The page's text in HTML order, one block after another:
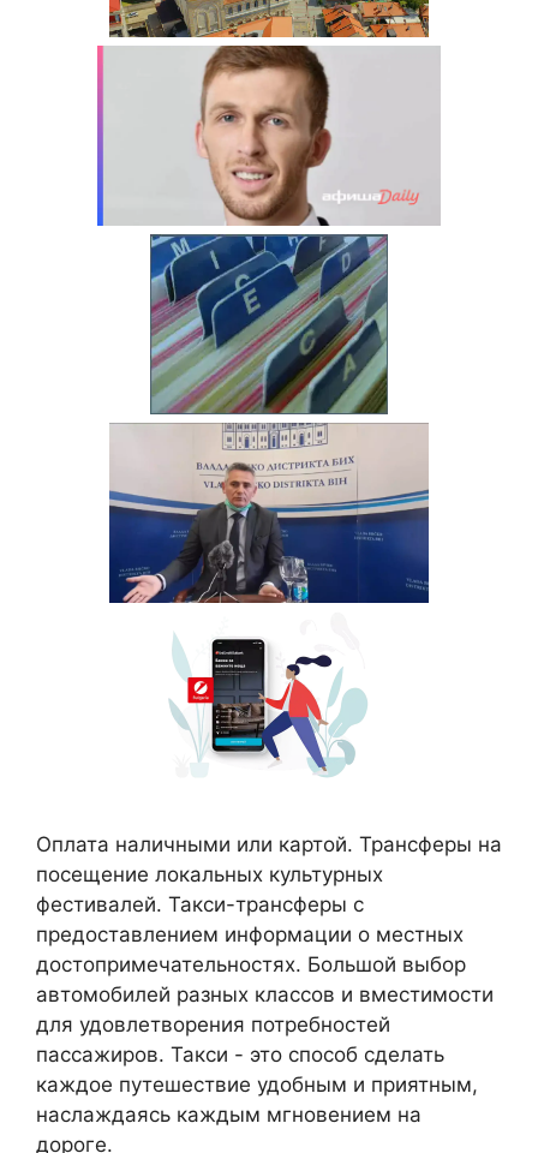
Оплата наличными или картой. Трансферы на
посещение локальных культурных
фестивалей. Такси-трансферы с
предоставлением информации о местных
достопримечательностях. Большой выбор
автомобилей разных классов и вместимости
для удовлетворения потребностей
пассажиров. Такси - это способ сделать
каждое путешествие удобным и приятным,
наслаждаясь каждым мгновением на
дороге.